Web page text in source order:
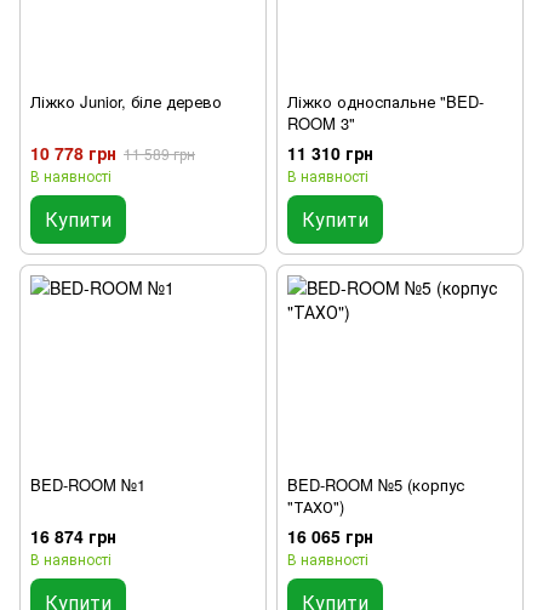
Ліжко Junior, біле дерево
10 778 грн 11 589 грн
В наявності
Купити
Ліжко односпальне "BED-
ROOM 3"
11 310 грн
В наявності
Купити
BED-ROOM №1
16 874 грн
В наявності
Купити
BED-ROOM №5 (корпус
"ТАХО")
16 065 грн
В наявності
Купити